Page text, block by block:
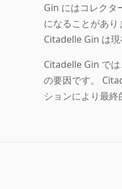
Gin にはコレクタ
になることがあり
Citadelle Gin は現
Citadelle Gin で
の要因です。
ションにより最